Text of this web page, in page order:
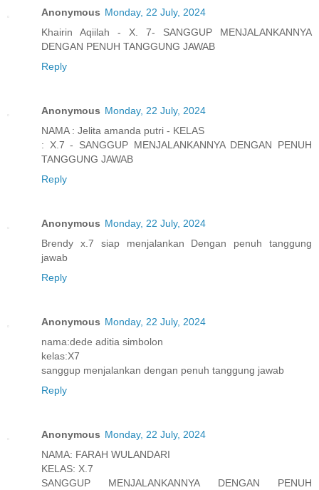
Anonymous Monday, 22 July, 2024
Khairin Aqiilah - X. 7- SANGGUP MENJALANKANNYA
DENGAN PENUH TANGGUNG JAWAB
Reply
Anonymous Monday, 22 July, 2024
NAMA : Jelita amanda putri - KELAS
: X.7 - SANGGUP MENJALANKANNYA DENGAN PENUH
TANGGUNG JAWAB
Reply
Anonymous Monday, 22 July, 2024
Brendy x.7 siap menjalankan Dengan penuh tanggung
jawab
Reply
Anonymous Monday, 22 July, 2024
nama:dede aditia simbolon
kelas:X7
sanggup menjalankan dengan penuh tanggung jawab
Reply
Anonymous Monday, 22 July, 2024
NAMA: FARAH WULANDARI
KELAS: X.7
SANGGUP MENJALANKANNYA DENGAN PENUH